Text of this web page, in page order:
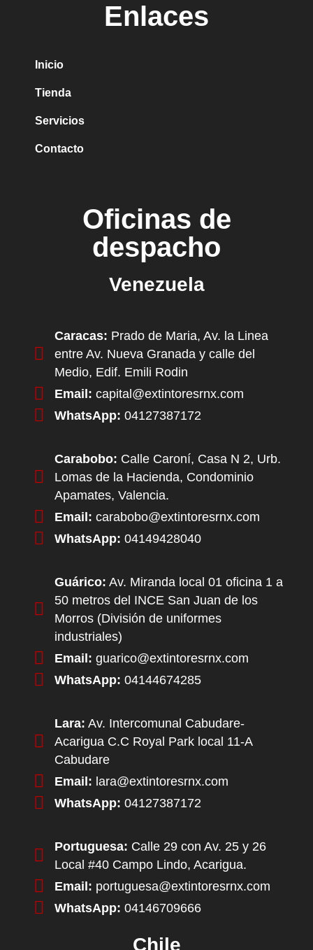
Enlaces
Inicio
Tienda
Servicios
Contacto
Oficinas de
despacho
Venezuela
Caracas: Prado de Maria, Av. la Linea
entre Av. Nueva Granada y calle del
Medio, Edif. Emili Rodin
Email: capital@extintoresrnx.com
WhatsApp: 04127387172
Carabobo: Calle Caroní, Casa N 2, Urb.
Lomas de la Hacienda, Condominio
Apamates, Valencia.
Email: carabobo@extintoresrnx.com
WhatsApp: 04149428040
Guárico: Av. Miranda local 01 oficina 1 a
50 metros del INCE San Juan de los
Morros (División de uniformes
industriales)
Email: guarico@extintoresrnx.com
WhatsApp: 04144674285
Lara: Av. Intercomunal Cabudare-
Acarigua C.C Royal Park local 11-A
Cabudare
Email: lara@extintoresrnx.com
WhatsApp: 04127387172
Portuguesa: Calle 29 con Av. 25 y 26
Local #40 Campo Lindo, Acarigua.
Email: portuguesa@extintoresrnx.com
WhatsApp: 04146709666
Chile